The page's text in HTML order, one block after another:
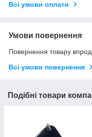
Всі умови оплати
Умови повернення
Повернення товару
Всі умови повернення
Подібні товари